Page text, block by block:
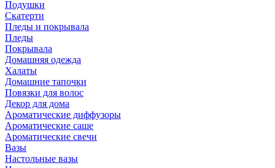
Подушки
Скатерти
Пледы и покрывала
Пледы
Покрывала
Домашняя одежда
Халаты
Домашние тапочки
Повязки для волос
Декор для дома
Ароматические диффузоры
Ароматические саше
Ароматические свечи
Вазы
Настольные вазы